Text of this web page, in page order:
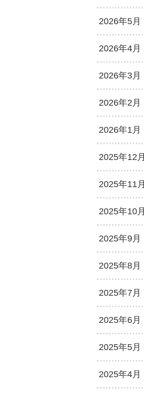
2026年5月
2026年4月
2026年3月
2026年2月
2026年1月
2025年12月
2025年11月
2025年10月
2025年9月
2025年8月
2025年7月
2025年6月
2025年5月
2025年4月